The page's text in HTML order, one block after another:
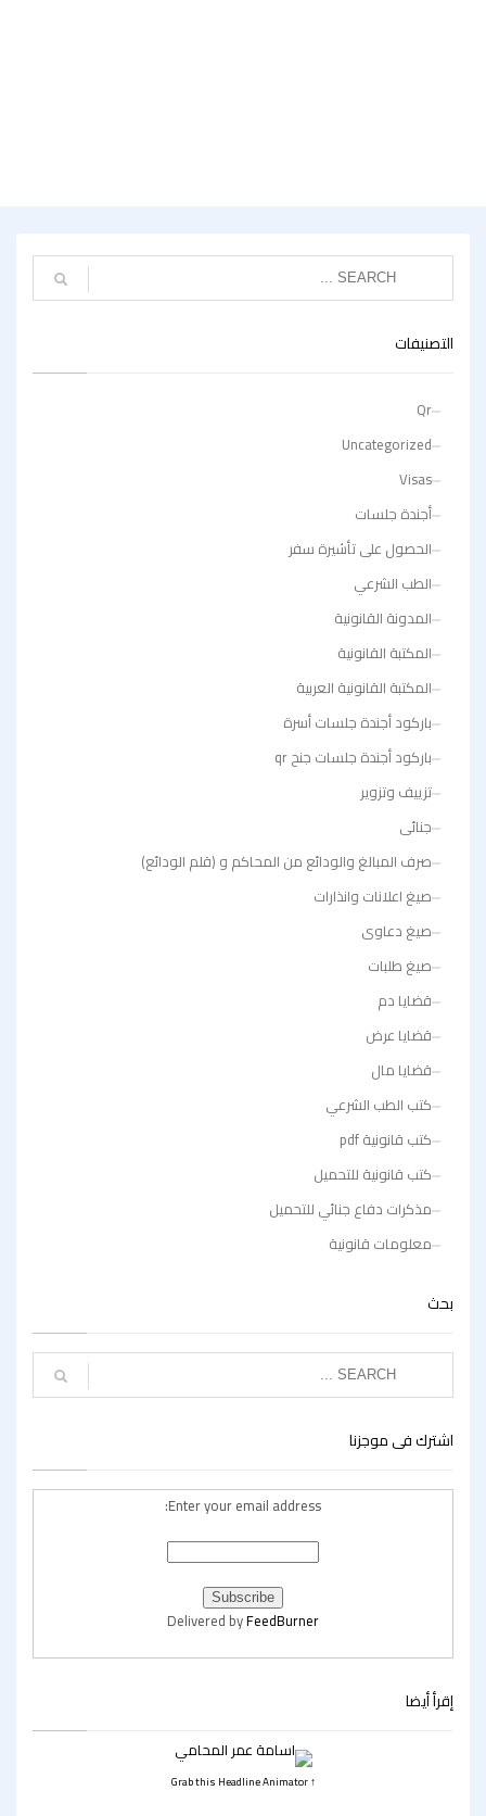
التصنيفات
Qr
Uncategorized
Visas
أجندة جلسات
الحصول على تأشيرة سفر
الطب الشرعي
المدونة القانونية
المكتبة القانونية
المكتبة القانونية العربية
باركود أجندة جلسات أسرة
باركود أجندة جلسات جنح qr
تزييف وتزوير
جنائى
صرف المبالغ والودائع من المحاكم و (قلم الودائع)
صيغ اعلانات وانذارات
صيغ دعاوى
صيغ طلبات
قضايا دم
قضايا عرض
قضايا مال
كتب الطب الشرعي
كتب قانونية pdf
كتب قانونية للتحميل
مذكرات دفاع جنائي للتحميل
معلومات قانونية
بحث
اشترك فى موجزنا
Enter your email address:
Delivered byFeedBurner
إقرأ أيضا
↑ Grab this Headline Animator